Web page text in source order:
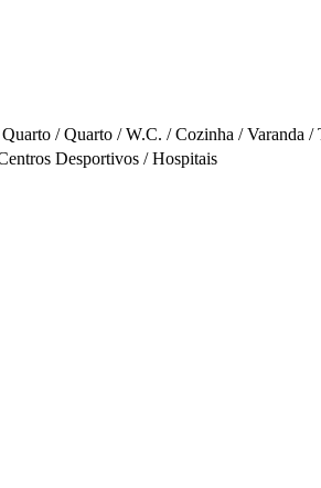
/ Quarto / W.C. / Cozinha / Varanda /
Desportivos / Hospitais